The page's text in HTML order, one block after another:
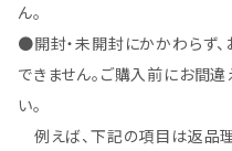
ん。
●開封・未開封にかかわらず
できません。ご購入前にお間
い。
例えば、下記の項目は返品